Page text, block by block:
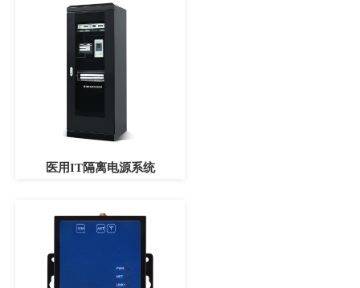
医用IT隔离电源系统